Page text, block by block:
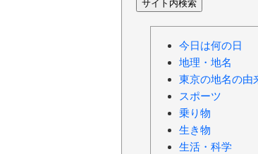
今日は何の日
地理・地名
東京の地名の由
スポーツ
乗り物
生き物
生活・科学